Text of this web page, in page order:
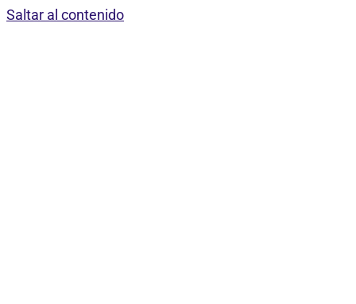
Saltar al contenido